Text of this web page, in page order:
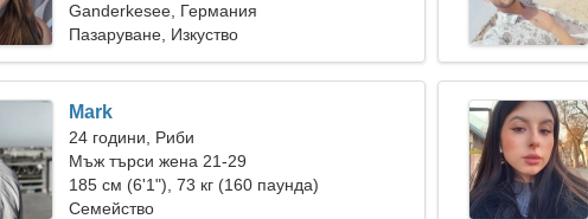
Ganderkesee, Германия
Пазаруване, Изкуство
Mark
24 години, Риби
Мъж търси жена 21-29
185 см (6'1"), 73 кг (160 паунда)
Семейство